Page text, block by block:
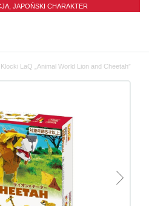
JAPOŃSKI CHARAKTER
Klocki LaQ „Animal World Lion and Cheetah”